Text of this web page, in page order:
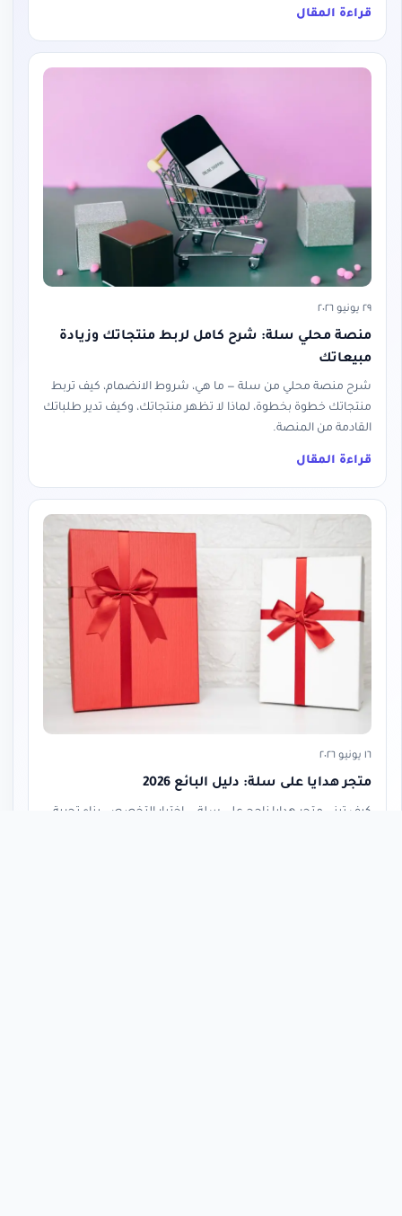
قراءة المقال
٢٩ يونيو ٢٠٢٦
منصة محلي سلة: شرح كامل لربط منتجاتك وزيادة
مبيعاتك
شرح منصة محلي من سلة — ما هي، شروط الانضمام، كيف تربط
منتجاتك خطوة بخطوة، لماذا لا تظهر منتجاتك، وكيف تدير طلباتك
القادمة من المنصة.
قراءة المقال
١٦ يونيو ٢٠٢٦
متجر هدايا على سلة: دليل البائع 2026
كيف تبني متجر هدايا ناجح على سلة — اختيار التخصص، بناء تجربة